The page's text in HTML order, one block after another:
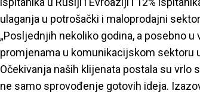
ulaganja u potrošački i maloprodajni
„Posljednjih nekoliko godina, a posebno
promjenama u komunikacijskom sektoru
Očekivanja naših klijenata postala su vrlo
ne samo sprovođenje gotovih ideja.